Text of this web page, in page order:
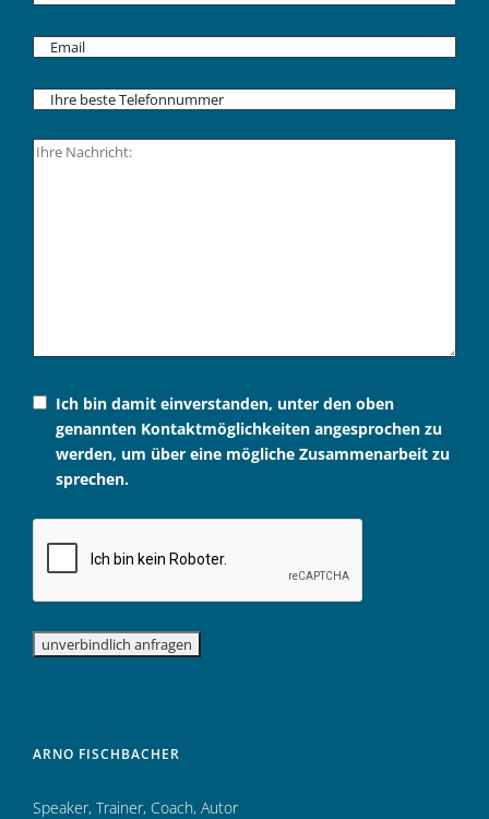
Ich bin damit einverstanden, unter den oben
genannten Kontaktmöglichkeiten angesprochen zu
werden, um über eine mögliche Zusammenarbeit zu
sprechen.
ARNO FISCHBACHER
Speaker, Trainer, Coach, Autor